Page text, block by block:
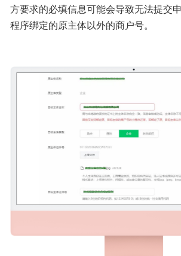
方要求的必填信息可能会导致无法提交
程序绑定的原主体以外的商户号。